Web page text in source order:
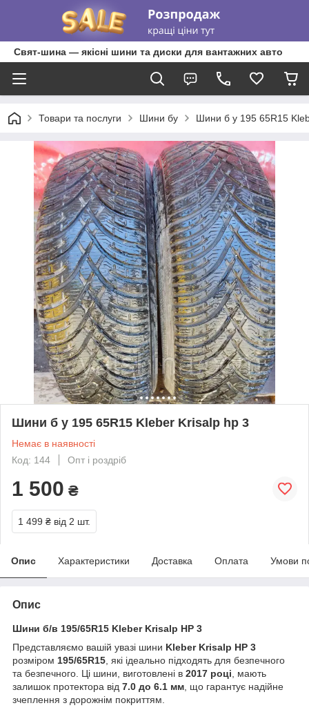
Свят-шина — якісні шини та диски для вантажних авто
Товари та послуги Шини бу Шини б у 195 65R15
Шини б у 195 65R15 Kleber Krisalp hp 3
Немає в наявності
Код: 144
Опт і роздріб
1 500 ₴
1 499 ₴ від 2 шт.
Опис Характеристики Доставка Оплата Умови
Опис
Шини б/в 195/65R15 Kleber Krisalp HP 3
Представляємо вашій увазі шини Kleber Krisalp HP 3
розміром 195/65R15 , які ідеально підходять для безпечного
та безпечного. Ці шини, виготовлені в 2017 році , мають
залишок протектора від 7.0 до 6.1 мм , що гарантує надійне
зчеплення з дорожнім покриттям.